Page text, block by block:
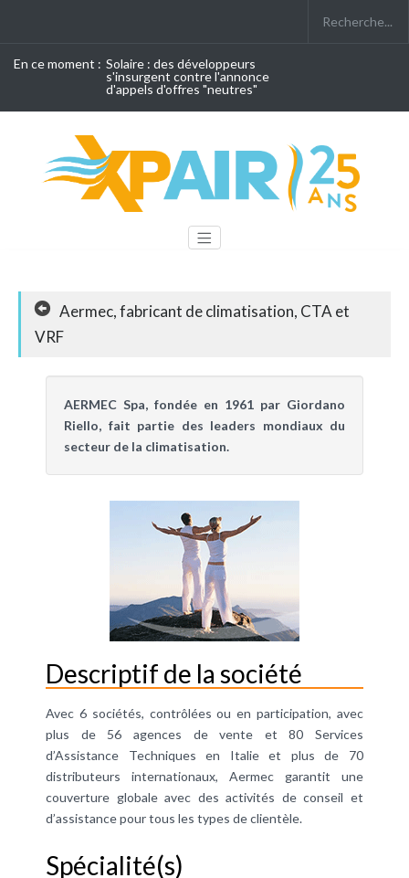
En ce moment : Solaire : des développeurs
s'insurgent contre l'annonce
d'appels d'offres "neutres"
Aermec, fabricant de climatisation, CTA et
VRF
AERMEC Spa, fondée en 1961 par Giordano
Riello, fait partie des leaders mondiaux du
secteur de la climatisation.
Descriptif de la société
Avec 6 sociétés, contrôlées ou en participation, avec
plus de 56 agences de vente et 80 Services
d’Assistance Techniques en Italie et plus de 70
distributeurs internationaux, Aermec garantit une
couverture globale avec des activités de conseil et
d’assistance pour tous les types de clientèle.
Spécialité(s)